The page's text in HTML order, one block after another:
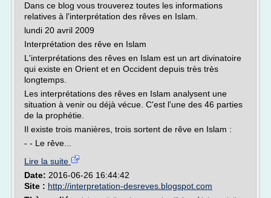
Dans ce blog vous trouverez toutes les informations
relatives à l'interprétation des rêves en Islam.
lundi 20 avril 2009
Interprétation des rêve en Islam
L'interprétations des rêves en Islam est un art divinatoire
qui existe en Orient et en Occident depuis très très
longtemps.
Les interprétations des rêves en Islam analysent une
situation à venir ou déjà vécue. C'est l'une des 46 parties
de la prophétie.
Il existe trois manières, trois sortent de rêve en Islam :
- - Le rêve...
Lire la suite
Date: 2016-06-26 16:44:42
Site : http://interpretation-desreves.blogspot.com